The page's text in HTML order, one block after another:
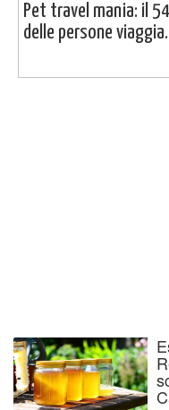
Pet travel mania: il
delle persone